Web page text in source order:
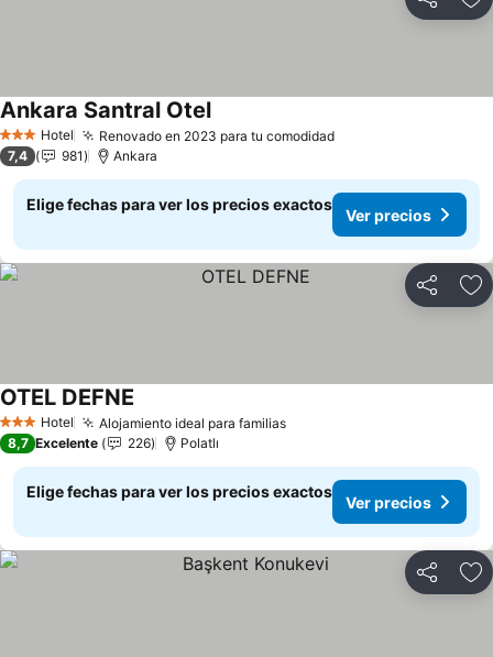
Compartir
3 Estrellas
Hotel Renovado en 2023 para tu comodidadVer precios
Ankara Santral OtelVer precios
7,4 981 Ankara
Elige fechas para ver los precios exactos
Ver precios
Compartir
3 Estrellas
Hotel Alojamiento ideal para familiasVer precios
OTEL DEFNE
8,7 Excelente 226 Polatlı
Elige fechas para ver los precios exactos
Ver precios
Compartir